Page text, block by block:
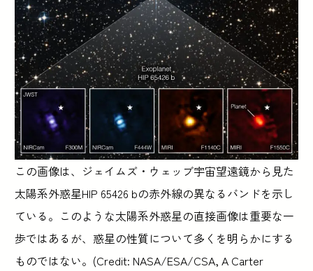
この画像は、ジェイムズ・ウェッブ宇宙望遠鏡から見た
太陽系外惑星HIP 65426 bの赤外線の異なるバンドを示し
ている。このような太陽系外惑星の直接画像は重要な一
歩ではあるが、惑星の性質について多くを明らかにする
ものではない。(Credit: NASA/ESA/CSA, A Carter